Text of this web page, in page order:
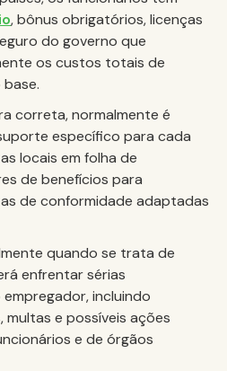
, bônus obrigatórios, licenças
do governo que
os custos totais de
correta, normalmente é
específico para cada
locais em folha de
de benefícios para
de conformidade adaptadas
quando se trata de
enfrentar sérias
incluindo
e possíveis ações
e de órgãos